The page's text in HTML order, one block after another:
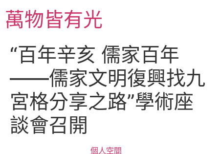
主萬物皆有光
“百年辛亥 儒家百年
——儒家文明復興找九
宮格分享之路”學術座
談會召開
個人空間